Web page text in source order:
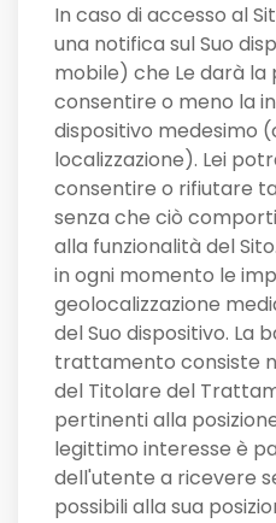
In caso di accesso al
una notifica sul Suo
mobile) che Le darà la
consentire o meno la
dispositivo medesimo
localizzazione). Lei
consentire o rifiutare
senza che ciò
alla funzionalità del
in ogni momento le
geolocalizzazione
del Suo dispositivo. La
trattamento consiste
del Titolare del
pertinenti alla
legittimo interesse è
dell'utente a ricevere
possibili alla sua